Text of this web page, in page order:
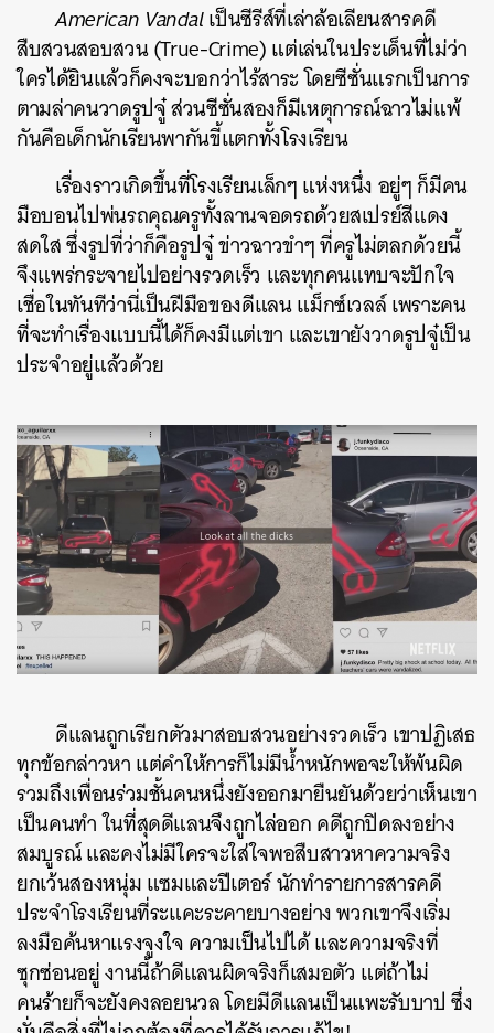
American Vandalเป็นซีรีส์ที่เล่าล้อเลียนสารคดี
สืบสวนสอบสวน (True-Crime) แต่เล่นในประเด็นที่ไม่ว่า
ใครได้ยินแล้วก็คงจะบอกว่าไร้สาระ โดยซีซั่นแรกเป็นการ
ตามล่าคนวาดรูปจู๋ ส่วนซีซั่นสองก็มีเหตุการณ์ฉาวไม่แพ้
กันคือเด็กนักเรียนพากันขี้แตกทั้งโรงเรียน
เรื่องราวเกิดขึ้นที่โรงเรียนเล็กๆ แห่งหนึ่ง อยู่ๆ ก็มีคน
มือบอนไปพ่นรถคุณครูทั้งลานจอดรถด้วยสเปรย์สีแดง
สดใส ซึ่งรูปที่ว่าก็คือรูปจู๋ ข่าวฉาวขำๆ ที่ครูไม่ตลกด้วยนี้
จึงแพร่กระจายไปอย่างรวดเร็ว และทุกคนแทบจะปักใจ
เชื่อในทันทีว่านี่เป็นฝีมือของดีแลน แม็กซ์เวลล์ เพราะคน
ที่จะทำเรื่องแบบนี้ได้ก็คงมีแต่เขา และเขายังวาดรูปจู๋เป็น
ประจำอยู่แล้วด้วย
ดีแลนถูกเรียกตัวมาสอบสวนอย่างรวดเร็ว เขาปฏิเสธ
ทุกข้อกล่าวหา แต่คำให้การก็ไม่มีน้ำหนักพอจะให้พ้นผิด
รวมถึงเพื่อนร่วมชั้นคนหนึ่งยังออกมายืนยันด้วยว่าเห็นเขา
เป็นคนทำ ในที่สุดดีแลนจึงถูกไล่ออก คดีถูกปิดลงอย่าง
สมบูรณ์ และคงไม่มีใครจะใส่ใจพอสืบสาวหาความจริง
ยกเว้นสองหนุ่ม แซมและปีเตอร์ นักทำรายการสารคดี
ประจำโรงเรียนที่ระแคะระคายบางอย่าง พวกเขาจึงเริ่ม
ลงมือค้นหาแรงจูงใจ ความเป็นไปได้ และความจริงที่
ซุกซ่อนอยู่ งานนี้ถ้าดีแลนผิดจริงก็เสมอตัว แต่ถ้าไม่
คนร้ายก็จะยังคงลอยนวล โดยมีดีแลนเป็นแพะรับบาป ซึ่ง